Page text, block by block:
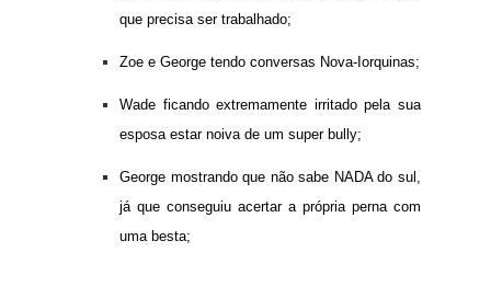
que precisa ser trabalhado;
Zoe e George tendo conversas Nova-Iorquinas;
Wade ficando extremamente irritado pela sua
esposa estar noiva de um super bully;
George mostrando que não sabe NADA do sul,
já que conseguiu acertar a própria perna com
uma besta;